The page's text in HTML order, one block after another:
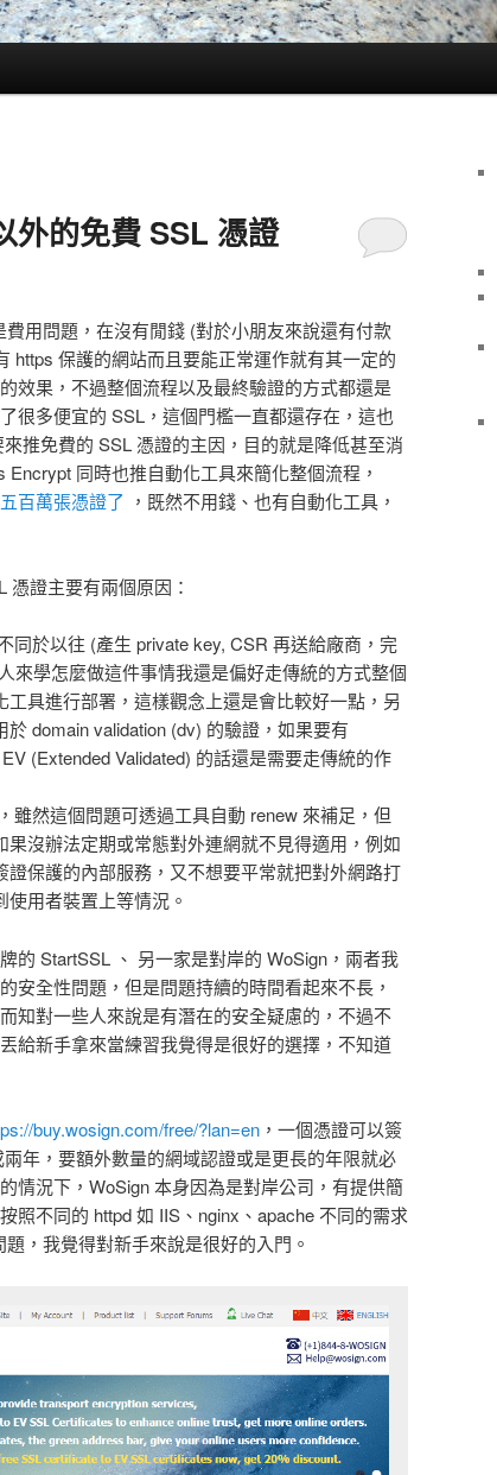
外的免費 SSL 憑證
用問題，在沒有閒錢 (對於小朋友來說還有付款
https 保護的網站而且要能正常運作就有其一定的
效果，不過整個流程以及最終驗證的方式都還是
很多便宜的 SSL，這個門檻一直都還存在，這也
推免費的 SSL 憑證的主因，目的就是降低甚至消
Encrypt 同時也推自動化工具來簡化整個流程，
百萬張憑證了 ，既然不用錢、也有自動化工具，
憑證主要有兩個原因：
同於以往 (產生 private key, CSR 再送給廠商，完
來學怎麼做這件事情我還是偏好走傳統的方式整個
具進行部署，這樣觀念上還是會比較好一點，另
domain validation (dv) 的驗證，如果要有
(Extended Validated) 的話還是需要走傳統的作
雖然這個問題可透過工具自動 renew 來補足，但
沒辦法定期或常態對外連網就不見得適用，例如
保護的內部服務，又不想要平常就把對外網路打
用者裝置上等情況。
的 StartSSL 、 另一家是對岸的 WoSign，兩者我
安全性問題，但是問題持續的時間看起來不長，
知對一些人來說是有潛在的安全疑慮的，不過不
給新手拿來當練習我覺得是很好的選擇，不知道
buy.wosign.com/free/?lan=en ，一個憑證可以簽
年，要額外數量的網域認證或是更長的年限就必
情況下，WoSign 本身因為是對岸公司，有提供簡
照不同的 httpd 如 IIS、nginx、apache 不同的需求
，我覺得對新手來說是很好的入門。